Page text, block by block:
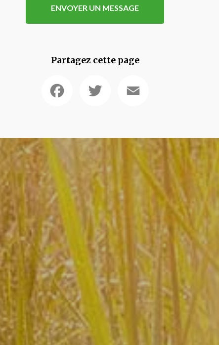
ENVOYER UN MESSAGE
Partagez cette page